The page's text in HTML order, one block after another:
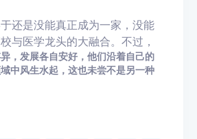
还是没能真正成为一家，没能
与医学龙头的大融合。不过，
，发展各自安好，他们沿着自己的
中风生水起，这也未尝不是另一种